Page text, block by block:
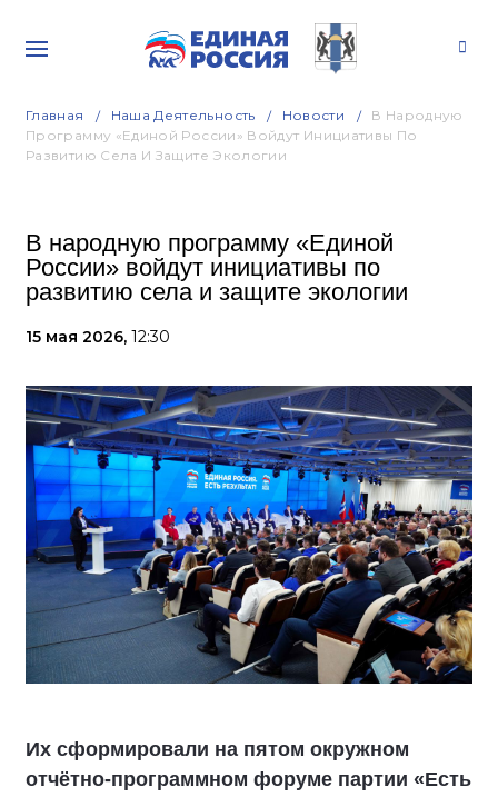
Главная Наша Деятельность Новости
В Народную
Программу «Единой России» Войдут Инициативы По
Развитию Села И Защите Экологии
В народную программу «Единой
России» войдут инициативы по
развитию села и защите экологии
15 мая 2026, 12:30
Их сформировали на пятом окружном
отчётно-программном форуме партии «Есть